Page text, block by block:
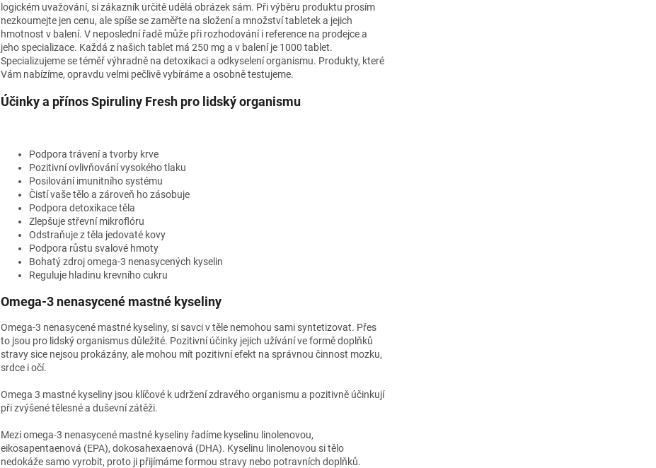
logickém uvažování, si zákazník určitě udělá obrázek sám. Při výběru produktu prosím
nezkoumejte jen cenu, ale spíše se zaměřte na složení a množství tabletek a jejich
hmotnost v balení. V neposlední řadě může při rozhodování i reference na prodejce a
jeho specializace. Každá z našich tablet má 250 mg a v balení je 1000 tablet.
Specializujeme se téměř výhradně na detoxikaci a odkyselení organismu. Produkty, které
Vám nabízíme, opravdu velmi pečlivě vybíráme a osobně testujeme.
Účinky a přínos Spiruliny Fresh pro lidský organismu
Podpora trávení a tvorby krve
Pozitivní ovlivňování vysokého tlaku
Posilování imunitního systému
Čistí vaše tělo a zároveň ho zásobuje
Podpora detoxikace těla
Zlepšuje střevní mikroflóru
Odstraňuje z těla jedovaté kovy
Podpora růstu svalové hmoty
Bohatý zdroj omega-3 nenasycených kyselin
Reguluje hladinu krevního cukru
Omega-3 nenasycené mastné kyseliny
Omega-3 nenasycené mastné kyseliny, si savci v těle nemohou sami syntetizovat. Přes
to jsou pro lidský organismus důležité. Pozitivní účinky jejich užívání ve formě doplňků
stravy sice nejsou prokázány, ale mohou mít pozitivní efekt na správnou činnost mozku,
srdce i očí.
Omega 3 mastné kyseliny jsou klíčové k udržení zdravého organismu a pozitivně účinkují
při zvýšené tělesné a duševní zátěži.
Mezi omega-3 nenasycené mastné kyseliny řadíme kyselinu linolenovou,
eikosapentaenová (EPA), dokosahexaenová (DHA). Kyselinu linolenovou si tělo
nedokáže samo vyrobit, proto ji přijímáme formou stravy nebo potravních doplňků.